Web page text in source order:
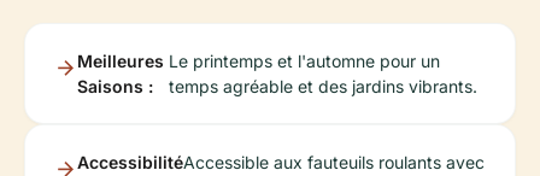
Meilleures
Saisons :
Le printemps et l'automne pour un
temps agréable et des jardins vibrants.
AccessibilitéAccessible aux fauteuils roulants avec